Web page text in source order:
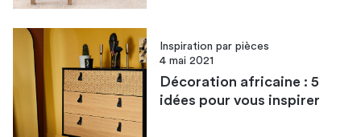
Inspiration par pièces
4 mai 2021
Décoration africaine : 5
idées pour vous inspirer